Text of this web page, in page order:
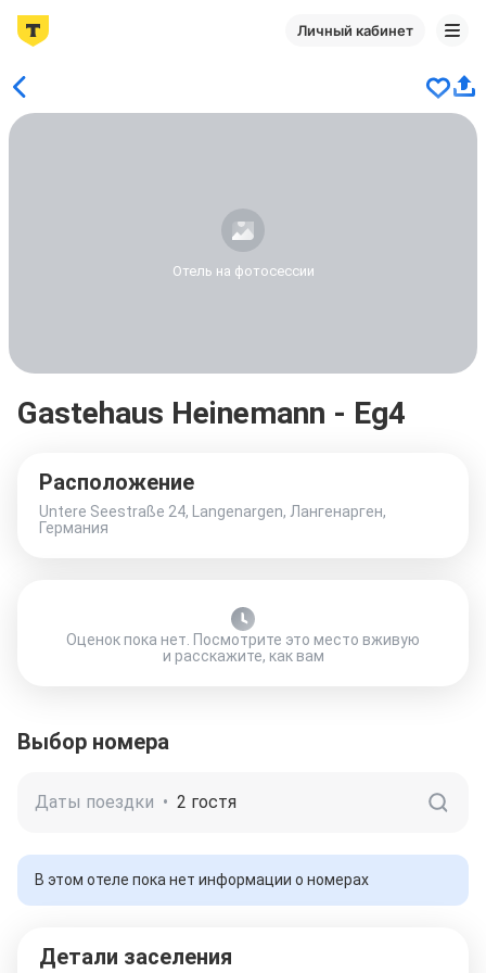
Личный кабинет
Отель на фотосессии
Gastehaus Heinemann - Eg4
Расположение
Untere Seestraße 24, Langenargen, Лангенарген,
Германия
Оценок пока нет. Посмотрите это место вживую
и расскажите, как вам
Выбор номера
Даты поездки • 2 гостя
В этом отеле пока нет информации о номерах
Детали заселения